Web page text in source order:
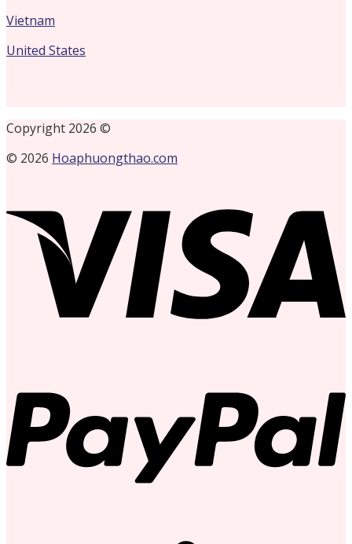
Vietnam
United States
Copyright 2026 ©
© 2026 Hoaphuongthao.com